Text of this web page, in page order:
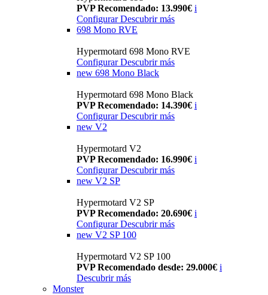
PVP Recomendado: 13.990€ i
ConfigurarDescubrir más
698 Mono RVE
Hypermotard 698 Mono RVE
Configurar Descubrir más
new 698 Mono Black
Hypermotard 698 Mono Black
PVP Recomendado: 14.390€ i
Configurar Descubrir más
new V2
Hypermotard V2
PVP Recomendado: 16.990€ i
Configurar Descubrir más
new V2 SP
Hypermotard V2 SP
PVP Recomendado: 20.690€ i
Configurar Descubrir más
new V2 SP 100
Hypermotard V2 SP 100
PVP Recomendado desde: 29.000€ i
Descubrir más
Monster